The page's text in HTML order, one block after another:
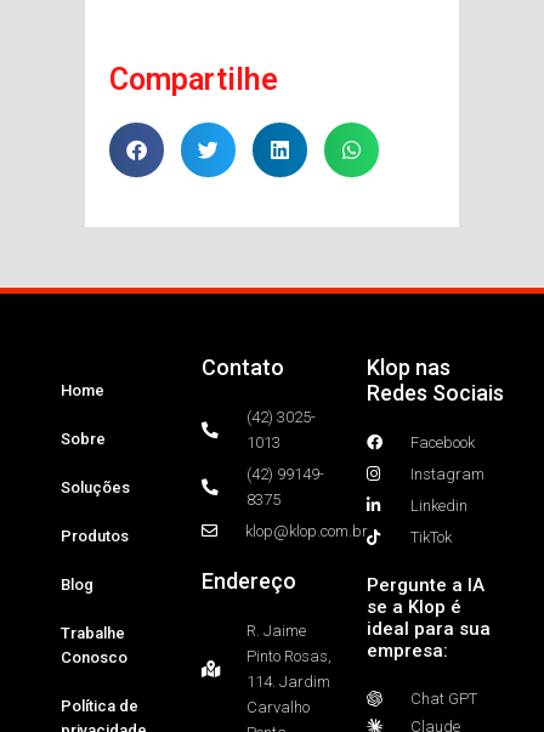
Compartilhe
Home
Sobre
Soluções
Produtos
Blog
Trabalhe
Conosco
Política de
Contato
(42) 3025-
1013
(42) 99149-
8375
klop@klop.com.br
Endereço
R. Jaime
Pinto Rosas,
114. Jardim
Carvalho
Klop nas
Redes Sociais
Facebook
Instagram
Linkedin
TikTok
Pergunte a IA
se a Klop é
ideal para sua
empresa:
Chat GPT
Claude